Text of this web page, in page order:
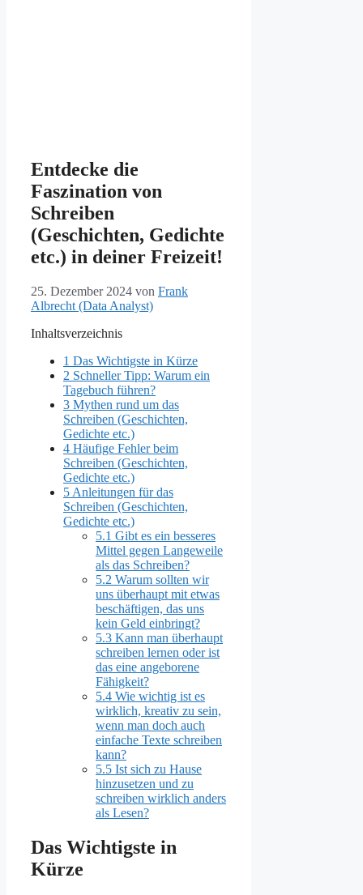
Entdecke die
Faszination von
Schreiben
(Geschichten, Gedichte
etc.) in deiner Freizeit!
25. Dezember 2024 von Frank
Albrecht (Data Analyst)
Inhaltsverzeichnis
1 Das Wichtigste in Kürze
2 Schneller Tipp: Warum ein
Tagebuch führen?
3 Mythen rund um das
Schreiben (Geschichten,
Gedichte etc.)
4 Häufige Fehler beim
Schreiben (Geschichten,
Gedichte etc.)
5 Anleitungen für das
Schreiben (Geschichten,
Gedichte etc.)
5.1 Gibt es ein besseres
Mittel gegen Langeweile
als das Schreiben?
5.2 Warum sollten wir
uns überhaupt mit etwas
beschäftigen, das uns
kein Geld einbringt?
5.3 Kann man überhaupt
schreiben lernen oder ist
das eine angeborene
Fähigkeit?
5.4 Wie wichtig ist es
wirklich, kreativ zu sein,
wenn man doch auch
einfache Texte schreiben
kann?
5.5 Ist sich zu Hause
hinzusetzen und zu
schreiben wirklich anders
als Lesen?
Das Wichtigste in
Kürze